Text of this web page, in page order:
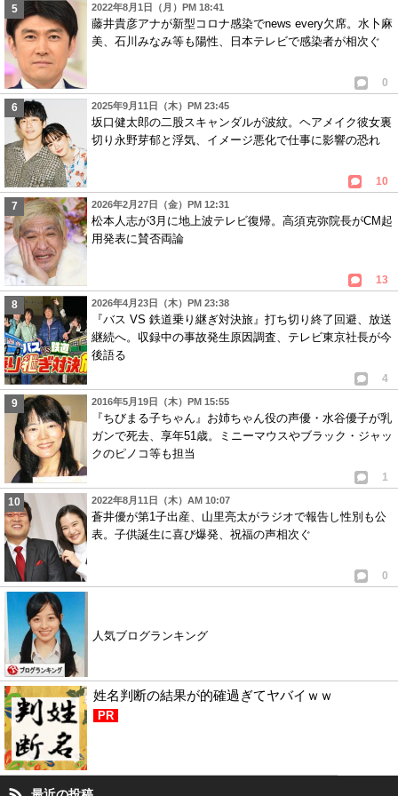
2022年8月1日（月）PM 18:41
藤井貴彦アナが新型コロナ感染でnews every欠席。水卜麻
美、石川みなみ等も陽性、日本テレビで感染者が相次ぐ
0
2025年9月11日（木）PM 23:45
坂口健太郎の二股スキャンダルが波紋。ヘアメイク彼女裏
切り永野芽郁と浮気、イメージ悪化で仕事に影響の恐れ
10
2026年2月27日（金）PM 12:31
松本人志が3月に地上波テレビ復帰。高須克弥院長がCM起
用発表に賛否両論
13
2026年4月23日（木）PM 23:38
『バス VS 鉄道乗り継ぎ対決旅』打ち切り終了回避、放送
継続へ。収録中の事故発生原因調査、テレビ東京社長が今
後語る
4
2016年5月19日（木）PM 15:55
『ちびまる子ちゃん』お姉ちゃん役の声優・水谷優子が乳
ガンで死去、享年51歳。ミニーマウスやブラック・ジャッ
クのピノコ等も担当
1
2022年8月11日（木）AM 10:07
蒼井優が第1子出産、山里亮太がラジオで報告し性別も公
表。子供誕生に喜び爆発、祝福の声相次ぐ
0
人気ブログランキング
姓名判断の結果が的確過ぎてヤバイｗｗ
PR